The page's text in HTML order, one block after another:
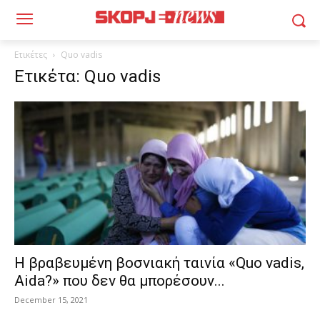
Ετικέτες Quo vadis
Ετικέτα: Quo vadis
Η βραβευμένη βοσνιακή ταινία «Quo vadis,
Aida?» που δεν θα μπορέσουν...
December 15, 2021